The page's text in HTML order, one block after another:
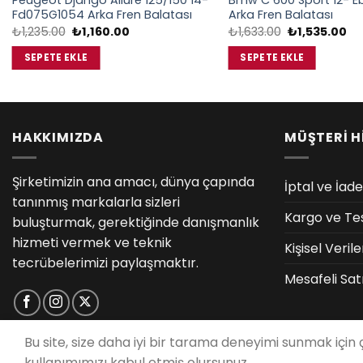
Fd075G1054 Arka Fren Balatası
₺1,235.00 Orijinal
fiyat:
₺1,235.00.
₺1,160.00
SEPETE EKLE
Arka Fren Balatası
₺1,633.00 Orijinal
fiyat:
₺1,633.00.
₺1,535.00Şu
SEPETE EKLE
HAKKIMIZDA
Şirketimizin ana amacı, dünya çapında
tanınmış markalarla sizleri
buluşturmak, gerektiğinde danışmanlık
hizmeti vermek ve teknik
tecrübelerimizi paylaşmaktır.
MÜŞTERİ
İptal ve
Kargo ve
Kişisel
Mesafeli
Bu site, size daha iyi bir tarama deneyimi sunmak